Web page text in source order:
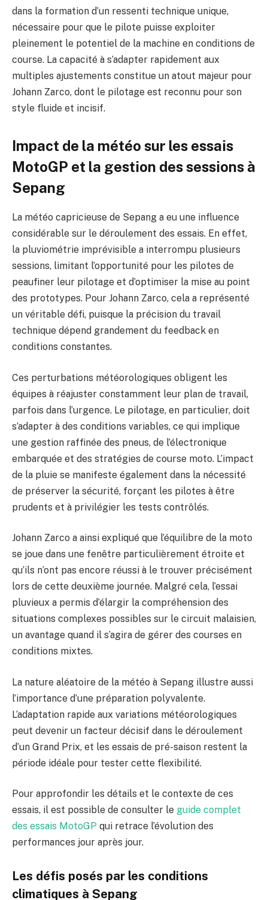
dans la formation d’un ressenti technique unique,
nécessaire pour que le pilote puisse exploiter
pleinement le potentiel de la machine en conditions de
course. La capacité à s’adapter rapidement aux
multiples ajustements constitue un atout majeur pour
Johann Zarco, dont le pilotage est reconnu pour son
style fluide et incisif.
Impact de la météo sur les essais
MotoGP et la gestion des sessions à
Sepang
La météo capricieuse de Sepang a eu une influence
considérable sur le déroulement des essais. En effet,
la pluviométrie imprévisible a interrompu plusieurs
sessions, limitant l’opportunité pour les pilotes de
peaufiner leur pilotage et d’optimiser la mise au point
des prototypes. Pour Johann Zarco, cela a représenté
un véritable défi, puisque la précision du travail
technique dépend grandement du feedback en
conditions constantes.
Ces perturbations météorologiques obligent les
équipes à réajuster constamment leur plan de travail,
parfois dans l’urgence. Le pilotage, en particulier, doit
s’adapter à des conditions variables, ce qui implique
une gestion raffinée des pneus, de l’électronique
embarquée et des stratégies de course moto. L’impact
de la pluie se manifeste également dans la nécessité
de préserver la sécurité, forçant les pilotes à être
prudents et à privilégier les tests contrôlés.
Johann Zarco a ainsi expliqué que l’équilibre de la moto
se joue dans une fenêtre particulièrement étroite et
qu’ils n’ont pas encore réussi à le trouver précisément
lors de cette deuxième journée. Malgré cela, l’essai
pluvieux a permis d’élargir la compréhension des
situations complexes possibles sur le circuit malaisien,
un avantage quand il s’agira de gérer des courses en
conditions mixtes.
La nature aléatoire de la météo à Sepang illustre aussi
l’importance d’une préparation polyvalente.
L’adaptation rapide aux variations météorologiques
peut devenir un facteur décisif dans le déroulement
d’un Grand Prix, et les essais de pré-saison restent la
période idéale pour tester cette flexibilité.
Pour approfondir les détails et le contexte de ces
essais, il est possible de consulter le guide complet
des essais MotoGP qui retrace l’évolution des
performances jour après jour.
Les défis posés par les conditions
climatiques à Sepang